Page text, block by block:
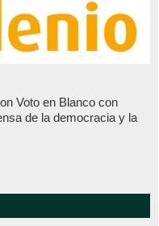
Voto en Blanco con
de la democracia y la